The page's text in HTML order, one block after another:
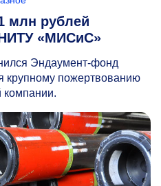
млн рублей
«МИСиС»
Эндаумент-фонд
пожертвованию
компании.